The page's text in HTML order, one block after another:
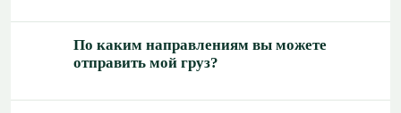
По каким направлениям вы можете
отправить мой груз?